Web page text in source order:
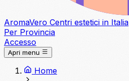
AromaVero Centri estetici in Italia
Per Provincia
Accesso
Apri menu
Home